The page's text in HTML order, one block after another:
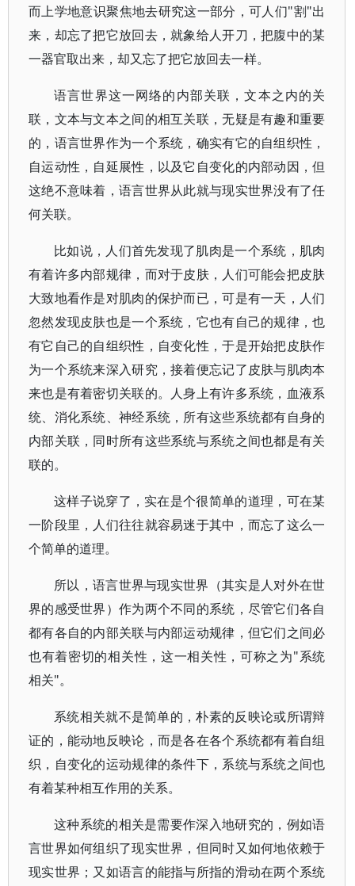
而上学地意识聚焦地去研究这一部分，可人们"割"出
来，却忘了把它放回去，就象给人开刀，把腹中的某
一器官取出来，却又忘了把它放回去一样。
语言世界这一网络的内部关联，文本之内的关
联，文本与文本之间的相互关联，无疑是有趣和重要
的，语言世界作为一个系统，确实有它的自组织性，
自运动性，自延展性，以及它自变化的内部动因，但
这绝不意味着，语言世界从此就与现实世界没有了任
何关联。
比如说，人们首先发现了肌肉是一个系统，肌肉
有着许多内部规律，而对于皮肤，人们可能会把皮肤
大致地看作是对肌肉的保护而已，可是有一天，人们
忽然发现皮肤也是一个系统，它也有自己的规律，也
有它自己的自组织性，自变化性，于是开始把皮肤作
为一个系统来深入研究，接着便忘记了皮肤与肌肉本
来也是有着密切关联的。人身上有许多系统，血液系
统、消化系统、神经系统，所有这些系统都有自身的
内部关联，同时所有这些系统与系统之间也都是有关
联的。
这样子说穿了，实在是个很简单的道理，可在某
一阶段里，人们往往就容易迷于其中，而忘了这么一
个简单的道理。
所以，语言世界与现实世界（其实是人对外在世
界的感受世界）作为两个不同的系统，尽管它们各自
都有各自的内部关联与内部运动规律，但它们之间必
也有着密切的相关性，这一相关性，可称之为"系统
相关"。
系统相关就不是简单的，朴素的反映论或所谓辩
证的，能动地反映论，而是各在各个系统都有着自组
织，自变化的运动规律的条件下，系统与系统之间也
有着某种相互作用的关系。
这种系统的相关是需要作深入地研究的，例如语
言世界如何组织了现实世界，但同时又如何地依赖于
现实世界；又如语言的能指与所指的滑动在两个系统